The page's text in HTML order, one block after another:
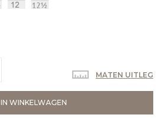
IN WINKELWAGEN
MATEN UITLEG